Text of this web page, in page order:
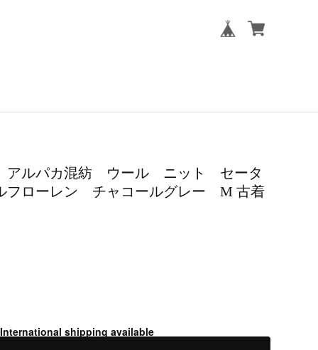
アルパカ混紡 ウール ニット セータ
ローレン チャコールグレー M 古着
International shipping available